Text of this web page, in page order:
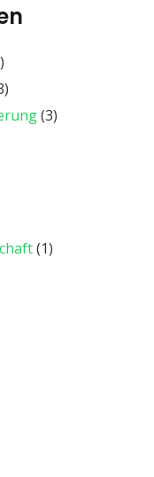
(3)
(1)